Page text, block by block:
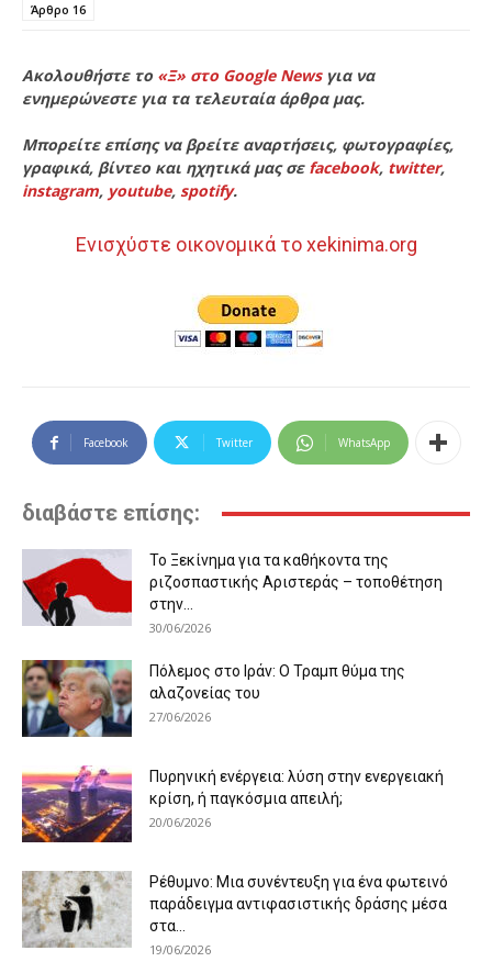
Άρθρο 16
Ακολουθήστε το «Ξ» στο Google Newsγια να
ενημερώνεστε για τα τελευταία άρθρα μας.
Μπορείτε επίσης να βρείτε αναρτήσεις, φωτογραφίες,
γραφικά, βίντεο και ηχητικά μας σε facebook, twitter,
instagram, youtube, spotify.
Ενισχύστε οικονομικά το xekinima.org
Facebook Twitter WhatsApp
διαβάστε επίσης:
Το Ξεκίνημα για τα καθήκοντα της
ριζοσπαστικής Αριστεράς – τοποθέτηση
στην...
30/06/2026
Πόλεμος στο Ιράν: Ο Τραμπ θύμα της
αλαζονείας του
27/06/2026
Πυρηνική ενέργεια: λύση στην ενεργειακή
κρίση, ή παγκόσμια απειλή;
20/06/2026
Ρέθυμνο: Μια συνέντευξη για ένα φωτεινό
παράδειγμα αντιφασιστικής δράσης μέσα
στα...
19/06/2026